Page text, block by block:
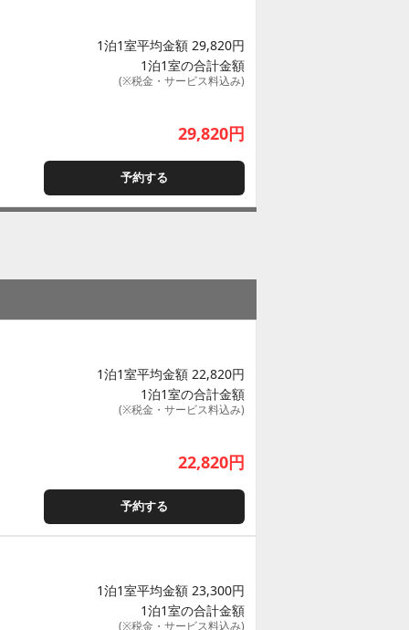
1泊1室平均金額 29,820円
1泊1室の合計金額
(※税金・サービス料込み)
29,820円
予約する
1泊1室平均金額 22,820円
1泊1室の合計金額
(※税金・サービス料込み)
22,820円
予約する
1泊1室平均金額 23,300円
1泊1室の合計金額
(※税金・サービス料込み)